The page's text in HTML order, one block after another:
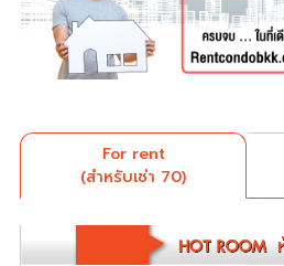
For rent
(สำหรับเช่า 70)